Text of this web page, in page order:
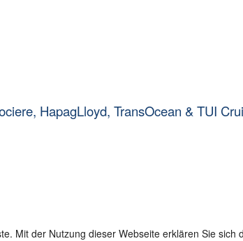
HapagLloyd, TransOcean & TUI
Mit der Nutzung dieser Webseite erklären Sie